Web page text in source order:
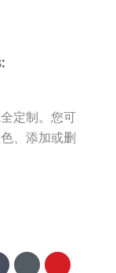
定制。您可
、添加或删